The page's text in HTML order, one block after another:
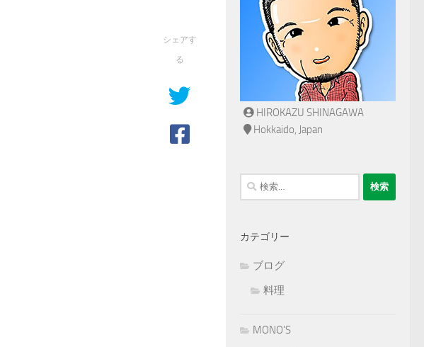
シェアす
る
HIROKAZU SHINAGAWA
Hokkaido, Japan
検
索:
カテゴリー
ブログ
料理
MONO'S